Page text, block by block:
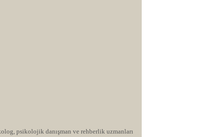
psikolojik danışman ve rehberlik uzmanları